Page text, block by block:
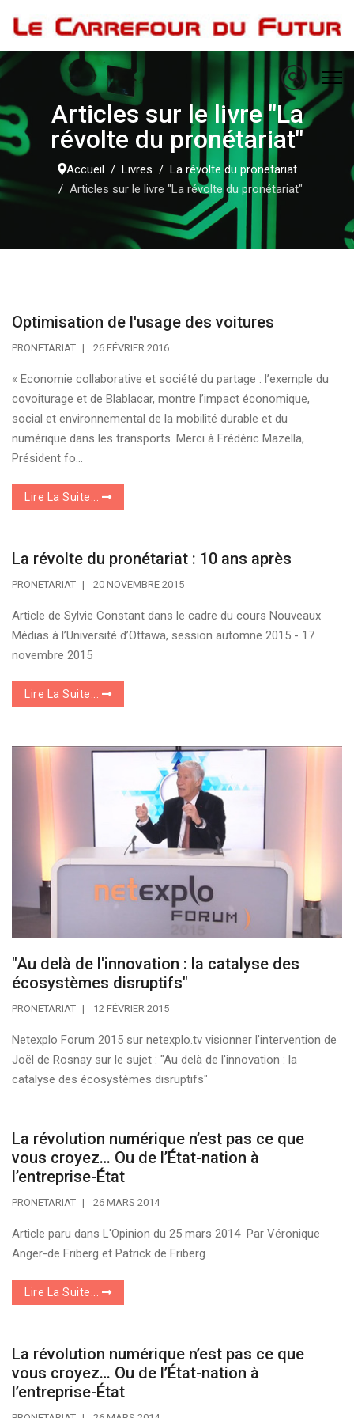
Articles sur le livre "La
révolte du pronétariat"
Accueil Livres
La révolte du pronetariat
Articles sur le livre "La révolte du pronétariat"
Optimisation de l'usage des voitures
PRONETARIAT 26 FÉVRIER 2016
« Economie collaborative et société du partage : l’exemple du
covoiturage et de Blablacar, montre l’impact économique,
social et environnemental de la mobilité durable et du
numérique dans les transports. Merci à Frédéric Mazella,
Président fo...
Lire La Suite...
La révolte du pronétariat : 10 ans après
PRONETARIAT 20 NOVEMBRE 2015
Article de Sylvie Constant dans le cadre du cours Nouveaux
Médias à l’Université d’Ottawa, session automne 2015 - 17
novembre 2015
Lire La Suite...
"Au delà de l'innovation : la catalyse des
écosystèmes disruptifs"
PRONETARIAT 12 FÉVRIER 2015
Netexplo Forum 2015 sur netexplo.tv visionner l'intervention de
Joël de Rosnay sur le sujet : "Au delà de l'innovation : la
catalyse des écosystèmes disruptifs"
La révolution numérique n’est pas ce que
vous croyez… Ou de l’État-nation à
l’entreprise-État
PRONETARIAT 26 MARS 2014
Article paru dans L'Opinion du 25 mars 2014 Par Véronique
Anger-de Friberg et Patrick de Friberg
Lire La Suite...
La révolution numérique n’est pas ce que
vous croyez… Ou de l’État-nation à
l’entreprise-État